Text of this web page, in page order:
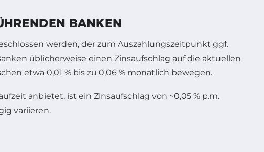
BANKEN
werden, der zum Auszahlungszeitpunkt ggf.
üblicherweise einen Zinsaufschlag auf die aktuellen
etwa 0,01 % bis zu 0,06 % monatlich bewegen.
anbietet, ist ein Zinsaufschlag von ~0,05 % p.m.
variieren.